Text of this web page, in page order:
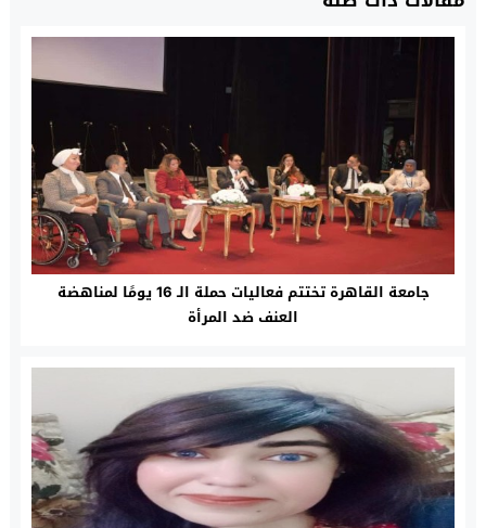
جامعة القاهرة تختتم فعاليات حملة الـ 16 يومًا لمناهضة
العنف ضد المرأة